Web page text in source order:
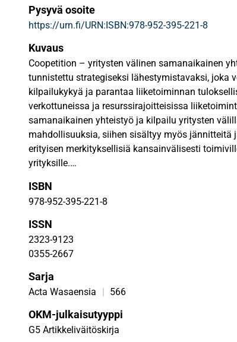
Pysyvä osoite
https://urn.fi/URN:ISBN:978-952-395-221-8
Kuvaus
Coopetition – yritysten välinen samanaikainen
tunnistettu strategiseksi lähestymistavaksi, joka
kilpailukykyä ja parantaa liiketoiminnan
verkottuneissa ja resurssirajoitteisissa
samanaikainen yhteistyö ja kilpailu yritysten
mahdollisuuksia, siihen sisältyy myös jännitteitä
erityisen merkityksellisiä kansainvälisesti
yrityksille.
Tämä väitöskirja tutkii coopetitionin
sekä positiivisia että negatiivisia ulottuvuuksia.
havainnollistaa selkeästi, kuinka kilpailu-
vaikuttavat kohdeyrityksiin sekä niiden
yrityksissä, jotka hakeutuvat Kiinan markkinoille
verkostonäkökulmaan, dynaamiseen
resurssien vuorovaikutukseen. Empiirinen osuus
yrityksiin ja niiden verkostoihin. Aineisto koostuu
haastatteluista, kyselyistä ja muista
ISBN
978-952-395-221-8
ISSN
2323-9123
0355-2667
Sarja
Acta Wasaensia | 566
OKM-julkaisutyyppi
G5 Artikkeliväitöskirja